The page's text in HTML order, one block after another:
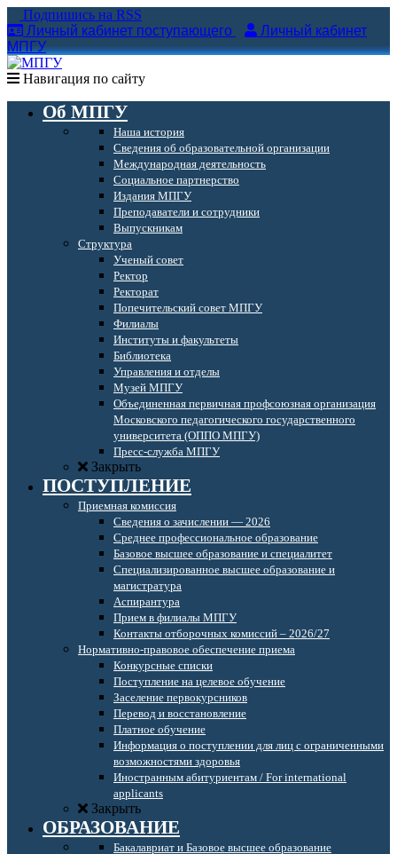
Подпишись на RSS
Личный кабинет поступающего
Личный кабинет
МПГУ
Навигация по сайту
Об МПГУ
Наша история
Сведения об образовательной организации
Международная деятельность
Социальное партнерство
Издания МПГУ
Преподаватели и сотрудники
Выпускникам
Структура
Ученый совет
Ректор
Ректорат
Попечительский совет МПГУ
Филиалы
Институты и факультеты
Библиотека
Управления и отделы
Музей МПГУ
Объединенная первичная профсоюзная организация
Московского педагогического государственного
университета (ОППО МПГУ)
Пресс-служба МПГУ
Закрыть
ПОСТУПЛЕНИЕ
Приемная комиссия
Сведения о зачислении — 2026
Среднее профессиональное образование
Базовое высшее образование и специалитет
Специализированное высшее образование и
магистратура
Аспирантура
Прием в филиалы МПГУ
Контакты отборочных комиссий – 2026/27
Нормативно-правовое обеспечение приема
Конкурсные списки
Поступление на целевое обучение
Заселение первокурсников
Перевод и восстановление
Платное обучение
Информация о поступлении для лиц с ограниченными
возможностями здоровья
Иностранным абитуриентам / For international
applicants
Закрыть
ОБРАЗОВАНИЕ
Бакалавриат и Базовое высшее образование